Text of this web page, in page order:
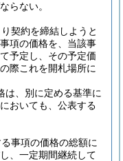
らない。
契約を締結しようと
項の価格を、当該事
予定し、その予定価
際これを開札場所に
は、別に定める基準に
おいても、公表する
事項の価格の総額に
、一定期間継続して